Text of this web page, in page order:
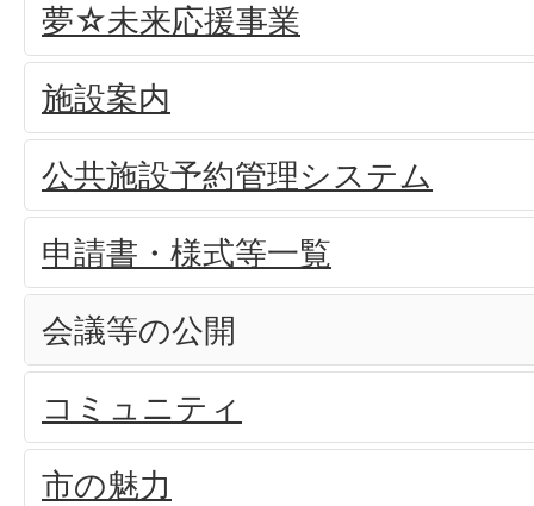
夢☆未来応援事業
施設案内
公共施設予約管理システム
申請書・様式等一覧
会議等の公開
コミュニティ
市の魅力